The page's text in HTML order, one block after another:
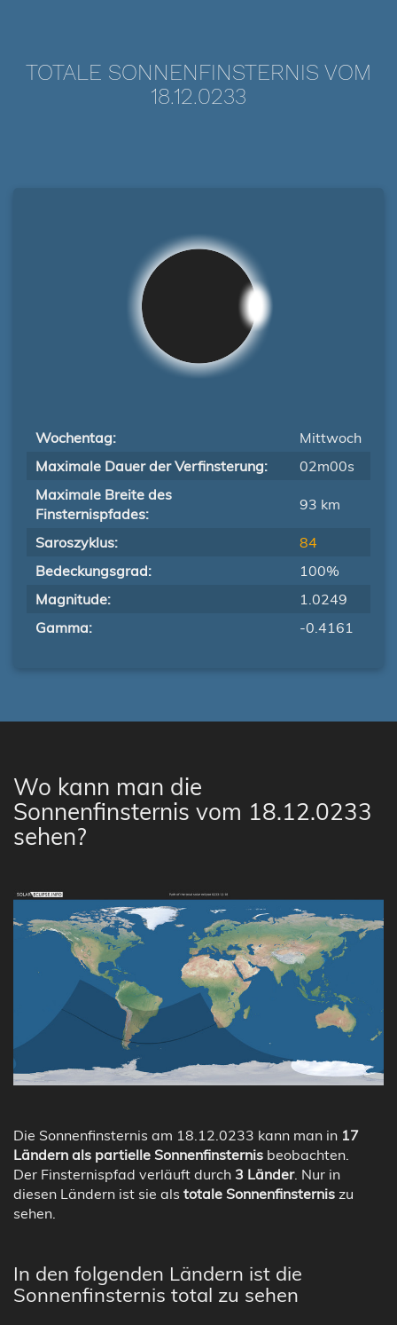
TOTALE SONNENFINSTERNIS VOM
18.12.0233
Wochentag:
Mittwoch
Maximale Dauer der Verfinsterung:
02m00s
Maximale Breite des
Finsternispfades:
93 km
Saroszyklus:
84
Bedeckungsgrad:
100%
Magnitude:
1.0249
Gamma:
-0.4161
Wo kann man die
Sonnenfinsternis vom 18.12.0233
sehen?
Die Sonnenfinsternis am 18.12.0233 kann man in 17
Ländern als partielle Sonnenfinsternis beobachten.
Der Finsternispfad verläuft durch 3 Länder. Nur in
diesen Ländern ist sie als totale Sonnenfinsternis zu
sehen.
In den folgenden Ländern ist die
Sonnenfinsternis total zu sehen